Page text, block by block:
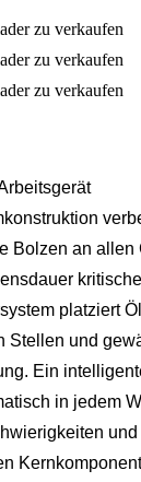
Bolzen an allen
platziert
Stellen und
Ein
in jedem